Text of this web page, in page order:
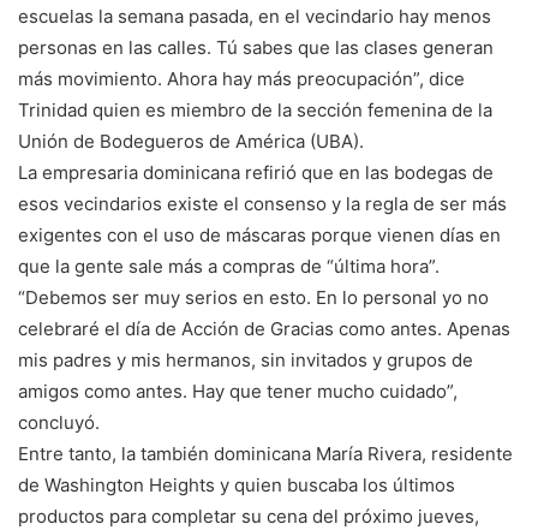
escuelas la semana pasada, en el vecindario hay menos
personas en las calles. Tú sabes que las clases generan
más movimiento. Ahora hay más preocupación”, dice
Trinidad quien es miembro de la sección femenina de la
Unión de Bodegueros de América (UBA).
La empresaria dominicana refirió que en las bodegas de
esos vecindarios existe el consenso y la regla de ser más
exigentes con el uso de máscaras porque vienen días en
que la gente sale más a compras de “última hora”.
“Debemos ser muy serios en esto. En lo personal yo no
celebraré el día de Acción de Gracias como antes. Apenas
mis padres y mis hermanos, sin invitados y grupos de
amigos como antes. Hay que tener mucho cuidado”,
concluyó.
Entre tanto, la también dominicana María Rivera, residente
de Washington Heights y quien buscaba los últimos
productos para completar su cena del próximo jueves,